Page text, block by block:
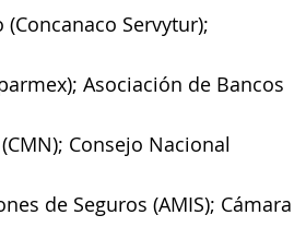
Servytur);
Asociación de Bancos
Consejo Nacional
de Seguros (AMIS); Cámara